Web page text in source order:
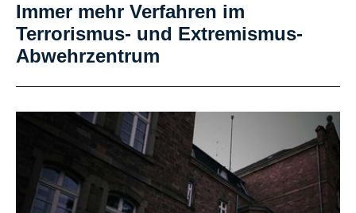
Immer mehr Verfahren im
Terrorismus- und Extremismus-
Abwehrzentrum